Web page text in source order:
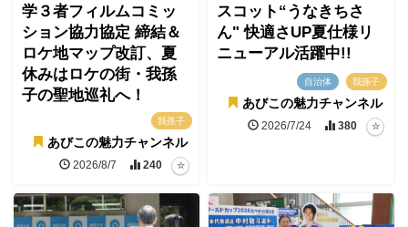
学３者フィルムコミッ
ション協力協定 締結＆
ロケ地マップ改訂、夏
休みはロケの街・我孫
子の聖地巡礼へ！
我孫子
あびこの魅力チャンネル
2026/8/7 240
スコット“うなきちさ
ん" 快適さUP夏仕様リ
ニューアル活躍中!!
自治体 我孫子
あびこの魅力チャンネル
2026/7/24 380